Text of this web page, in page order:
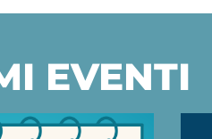
EVENTI